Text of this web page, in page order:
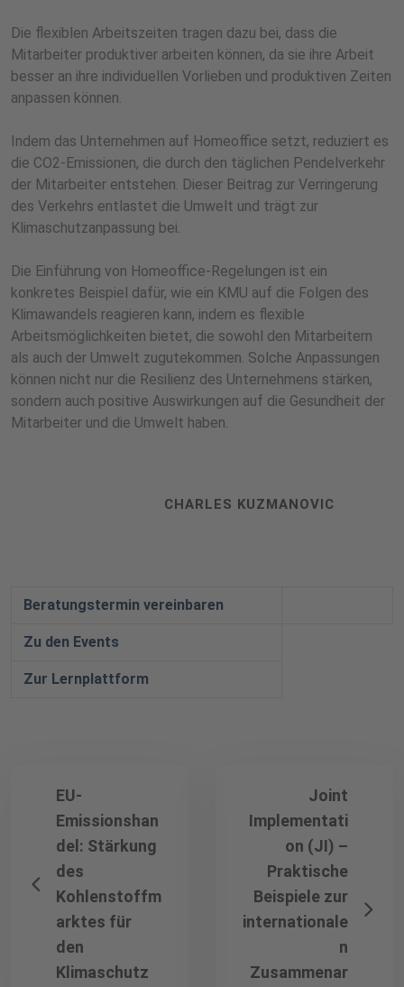
Die flexiblen Arbeitszeiten tragen dazu bei, dass die
Mitarbeiter produktiver arbeiten können, da sie ihre Arbeit
besser an ihre individuellen Vorlieben und produktiven Zeiten
anpassen können.
Indem das Unternehmen auf Homeoffice setzt, reduziert es
die CO2-Emissionen, die durch den täglichen Pendelverkehr
der Mitarbeiter entstehen. Dieser Beitrag zur Verringerung
des Verkehrs entlastet die Umwelt und trägt zur
Klimaschutzanpassung bei.
Die Einführung von Homeoffice-Regelungen ist ein
konkretes Beispiel dafür, wie ein KMU auf die Folgen des
Klimawandels reagieren kann, indem es flexible
Arbeitsmöglichkeiten bietet, die sowohl den Mitarbeitern
als auch der Umwelt zugutekommen. Solche Anpassungen
können nicht nur die Resilienz des Unternehmens stärken,
sondern auch positive Auswirkungen auf die Gesundheit der
Mitarbeiter und die Umwelt haben.
CHARLES KUZMANOVIC
Beratungstermin vereinbaren
Zu den Events
Zur Lernplattform
EU-
Emissionshan
del: Stärkung
des
Kohlenstoffm
arktes für
den
Klimaschutz
Joint
Implementati
on (JI) –
Praktische
Beispiele zur
internationale
n
Zusammenar